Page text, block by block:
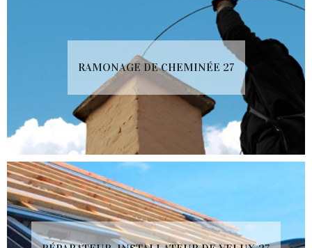
RAMONAGE DE CHEMINÉE 27